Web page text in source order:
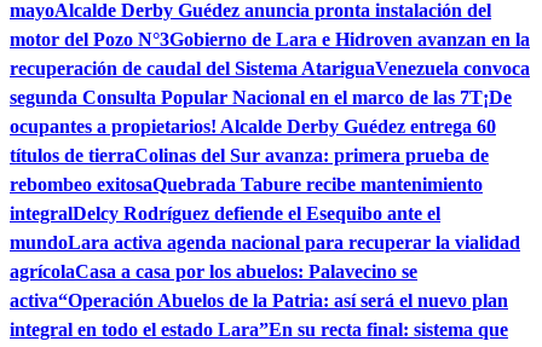
mayoAlcalde Derby Guédez anuncia pronta instalación del
motor del Pozo N°3Gobierno de Lara e Hidroven avanzan en la
recuperación de caudal del Sistema AtariguaVenezuela convoca
segunda Consulta Popular Nacional en el marco de las 7T¡De
ocupantes a propietarios! Alcalde Derby Guédez entrega 60
títulos de tierraColinas del Sur avanza: primera prueba de
rebombeo exitosaQuebrada Tabure recibe mantenimiento
integralDelcy Rodríguez defiende el Esequibo ante el
mundoLara activa agenda nacional para recuperar la vialidad
agrícolaCasa a casa por los abuelos: Palavecino se
activa“Operación Abuelos de la Patria: así será el nuevo plan
integral en todo el estado Lara”En su recta final: sistema que